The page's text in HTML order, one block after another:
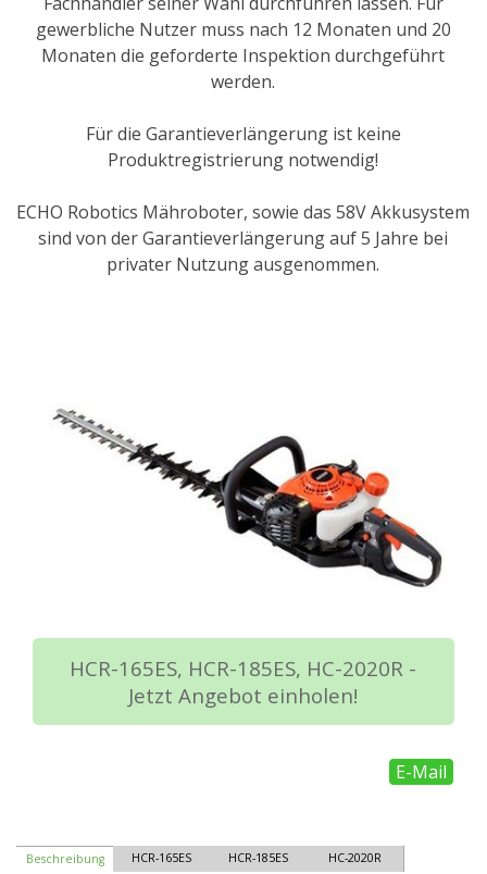
gewerbliche Nutzer muss nach 12 Monaten und 20
Monaten die geforderte Inspektion durchgeführt
werden.
Für die Garantieverlängerung ist keine
Produktregistrierung notwendig!
ECHO Robotics Mähroboter, sowie das 58V Akkusystem
sind von der Garantieverlängerung auf 5 Jahre bei
privater Nutzung ausgenommen.
HCR-165ES, HCR-185ES, HC-2020R -
Jetzt Angebot einholen!
E-Mail
Beschreibung HCR-165ES HCR-185ES HC-2020R